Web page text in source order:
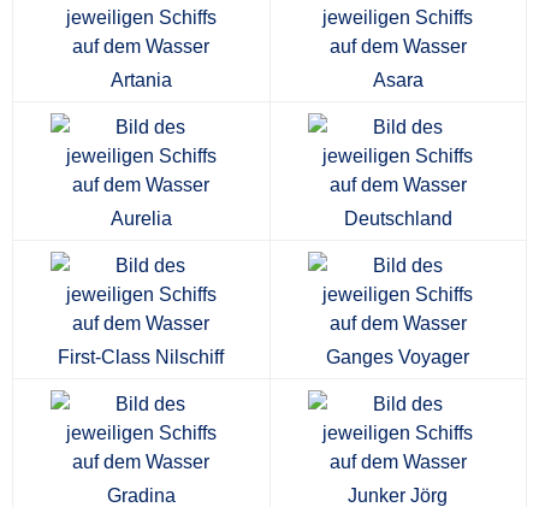
Artania Asara
Aurelia Deutschland
First-Class Nilschiff Ganges Voyager
Gradina Junker Jörg